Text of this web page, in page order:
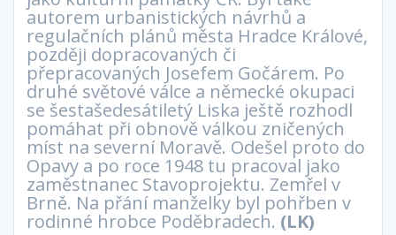
autorem urbanistických návrhů a
regulačních plánů města Hradce Králové,
později dopracovaných či
přepracovaných Josefem Gočárem. Po
druhé světové válce a německé okupaci
se šestašedesátiletý Liska ještě rozhodl
pomáhat při obnově válkou zničených
míst na severní Moravě. Odešel proto do
Opavy a po roce 1948 tu pracoval jako
zaměstnanec Stavoprojektu. Zemřel v
Brně. Na přání manželky byl pohřben v
rodinné hrobce Poděbradech. (LK)